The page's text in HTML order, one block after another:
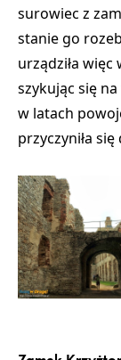
surowiec z
stanie go
urządziła
szykując się
w latach
przyczyniła